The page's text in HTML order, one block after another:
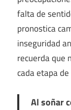
falta de
pronostica
inseguridad
recuerda que
cada etapa
Al soñar